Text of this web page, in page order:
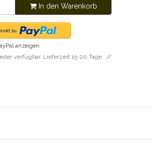
In den Warenkorb
anzeigen
verfügbar. Lieferzeit:15-20 Tage